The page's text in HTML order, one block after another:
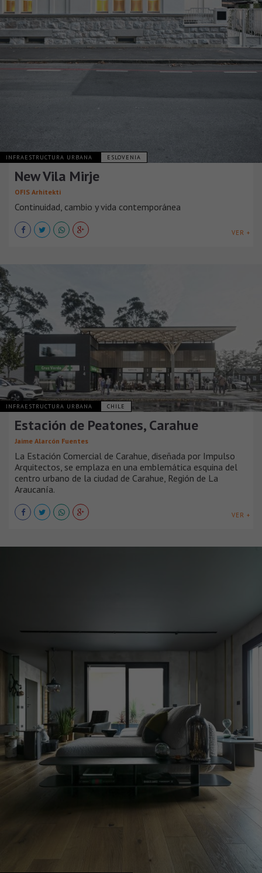
INFRAESTRUCTURA URBANA ESLOVENIA
New Vila Mirje
OFIS Arhitekti
Continuidad, cambio y vida contemporánea
VER +
INFRAESTRUCTURA URBANA CHILE
Estación de Peatones, Carahue
Jaime Alarcón Fuentes
La Estación Comercial de Carahue, diseñada por Impulso
Arquitectos, se emplaza en una emblemática esquina del
centro urbano de la ciudad de Carahue, Región de La
Araucanía.
VER +